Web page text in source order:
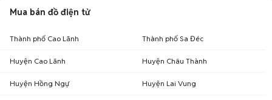
Mua bán đồ điện tử
Thành phố Cao Lãnh Thành phố Sa Đéc
Huyện Cao Lãnh Huyện Châu Thành
Huyện Hồng Ngự Huyện Lai Vung